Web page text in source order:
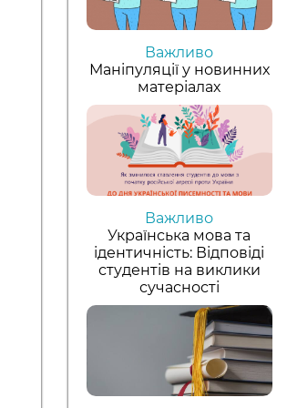
Важливо
Маніпуляції у новинних
матеріалах
Важливо
Українська мова та
ідентичність: Відповіді
студентів на виклики
сучасності